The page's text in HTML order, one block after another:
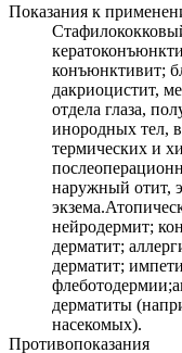
Показания к
конъюнктивит;
дакриоцистит,
отдела глаза,
инородных тел,
термических и
наружный отит,
нейродермит;
дерматит;
дерматит;
дерматиты
насекомых).
Противопоказания